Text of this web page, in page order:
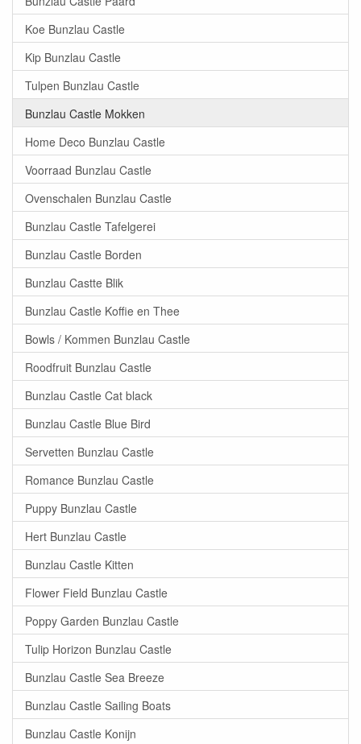
Koe Bunzlau Castle
Kip Bunzlau Castle
Tulpen Bunzlau Castle
Bunzlau Castle Mokken
Home Deco Bunzlau Castle
Voorraad Bunzlau Castle
Ovenschalen Bunzlau Castle
Bunzlau Castle Tafelgerei
Bunzlau Castle Borden
Bunzlau Castte Blik
Bunzlau Castle Koffie en Thee
Bowls / Kommen Bunzlau Castle
Roodfruit Bunzlau Castle
Bunzlau Castle Cat black
Bunzlau Castle Blue Bird
Servetten Bunzlau Castle
Romance Bunzlau Castle
Puppy Bunzlau Castle
Hert Bunzlau Castle
Bunzlau Castle Kitten
Flower Field Bunzlau Castle
Poppy Garden Bunzlau Castle
Tulip Horizon Bunzlau Castle
Bunzlau Castle Sea Breeze
Bunzlau Castle Sailing Boats
Bunzlau Castle Konijn